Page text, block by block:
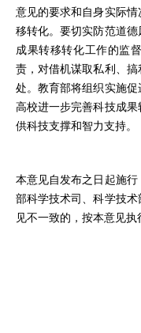
意见的要求和自身实际
移转化。要切实防范道
成果转移转化工作的监
责，对借机谋取私利、
处。教育部将组织实施
高校进一步完善科技成
供科技支撑和智力支持。
本意见自发布之日起施
部科学技术司、科学技
见不一致的，按本意见执